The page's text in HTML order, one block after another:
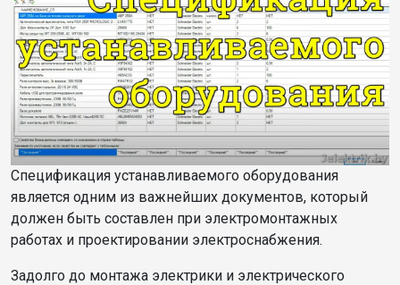
Спецификация устанавливаемого оборудования
является одним из важнейших документов, который
должен быть составлен при электромонтажных
работах и проектировании электроснабжения.
Задолго до монтажа электрики и электрического